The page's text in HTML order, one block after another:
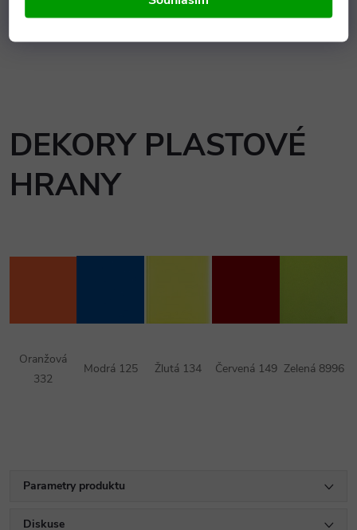
DEKORY PLASTOVÉ
HRANY
Oranžová
332
Modrá 125 Žlutá 134 Červená 149 Zelená 8996
Parametry produktu
Diskuse